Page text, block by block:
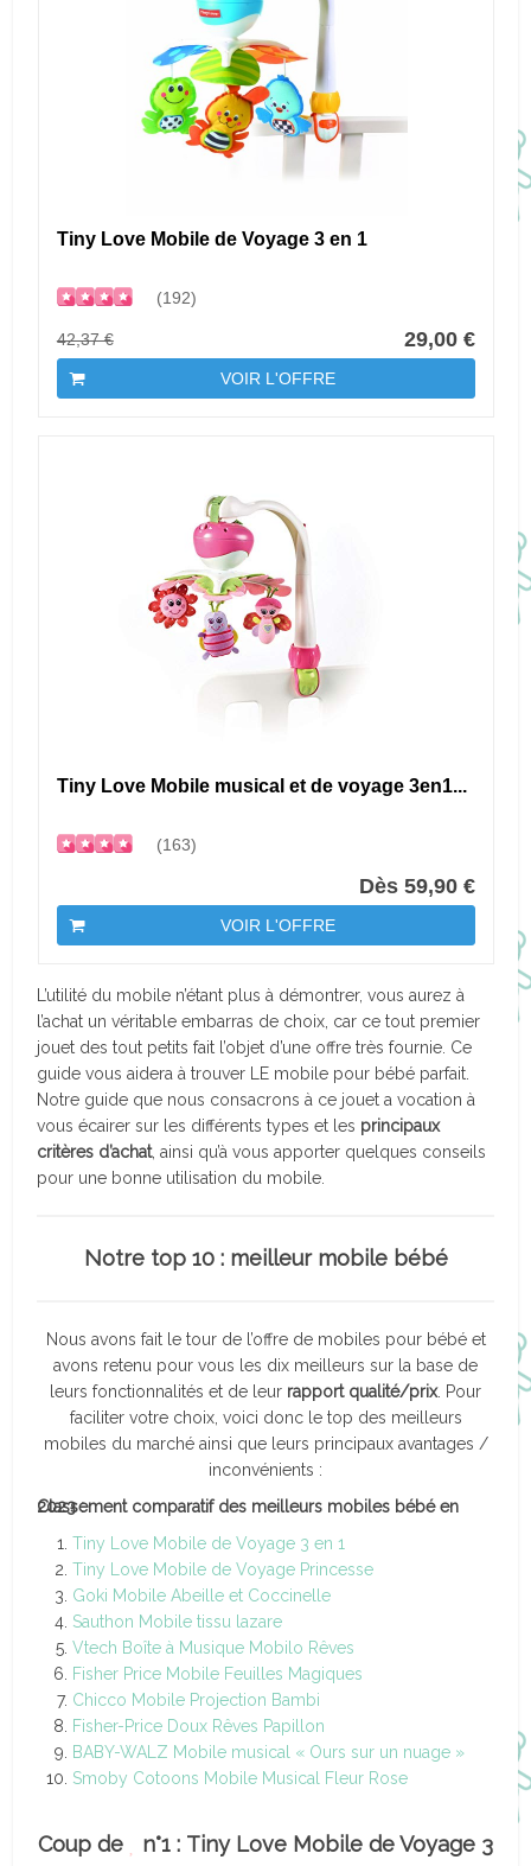
Tiny Love Mobile de Voyage 3 en 1
(192)
42,37 € 29,00 €
VOIR L'OFFRE
Tiny Love Mobile musical et de voyage 3en1...
(163)
Dès 59,90 €
VOIR L'OFFRE
L’utilité du mobile n’étant plus à démontrer, vous aurez à
l’achat un véritable embarras de choix, car ce tout premier
jouet des tout petits fait l’objet d’une offre très fournie. Ce
guide vous aidera à trouver LE mobile pour bébé parfait.
Notre guide que nous consacrons à ce jouet a vocation à
vous écairer sur les différents types et les principaux
critères d’achat, ainsi qu’à vous apporter quelques conseils
pour une bonne utilisation du mobile.
Notre top 10 : meilleur mobile bébé
Nous avons fait le tour de l’offre de mobiles pour bébé et
avons retenu pour vous les dix meilleurs sur la base de
leurs fonctionnalités et de leur rapport qualité/prix. Pour
faciliter votre choix, voici donc le top des meilleurs
mobiles du marché ainsi que leurs principaux avantages /
inconvénients :
Classement comparatif des meilleurs mobiles bébé en 2023 :
Tiny Love Mobile de Voyage 3 en 1
Tiny Love Mobile de Voyage Princesse
Goki Mobile Abeille et Coccinelle
Sauthon Mobile tissu lazare
Vtech Boîte à Musique Mobilo Rêves
Fisher Price Mobile Feuilles Magiques
Chicco Mobile Projection Bambi
Fisher-Price Doux Rêves Papillon
BABY-WALZ Mobile musical « Ours sur un nuage »
Smoby Cotoons Mobile Musical Fleur Rose
Coup de
n°1 : Tiny Love Mobile de Voyage 3